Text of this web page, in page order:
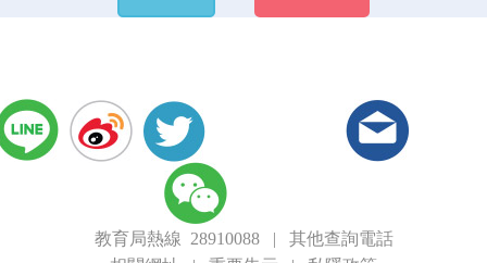
教育局熱線 28910088| 其他查詢電話